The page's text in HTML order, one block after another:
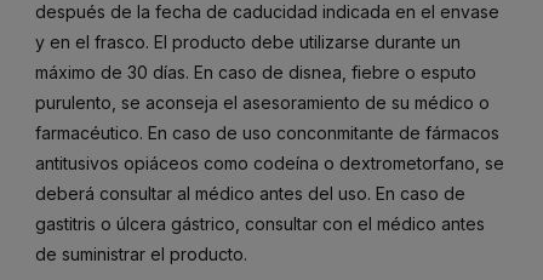
después de la fecha de caducidad indicada en el envase
y en el frasco. El producto debe utilizarse durante un
máximo de 30 días. En caso de disnea, fiebre o esputo
purulento, se aconseja el asesoramiento de su médico o
farmacéutico. En caso de uso conconmitante de fármacos
antitusivos opiáceos como codeína o dextrometorfano, se
deberá consultar al médico antes del uso. En caso de
gastitris o úlcera gástrico, consultar con el médico antes
de suministrar el producto.